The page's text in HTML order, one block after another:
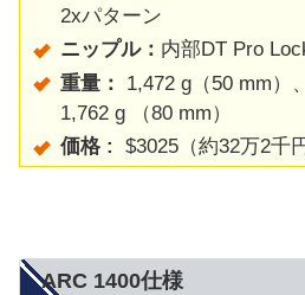
2xパターン
ニップル： 内部DT Pro
重量：
1,472 g（50 mm）
1,762 g （80 mm）
価格 :
$3025（約32万2千
ARC 1400仕様